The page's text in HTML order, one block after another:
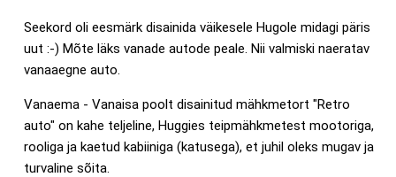
Seekord oli eesmärk disainida väikesele Hugole midagi päris
uut :-) Mõte läks vanade autode peale. Nii valmiski naeratav
vanaaegne auto.
Vanaema - Vanaisa poolt disainitud mähkmetort "Retro
auto" on kahe teljeline, Huggies teipmähkmetest mootoriga,
rooliga ja kaetud kabiiniga (katusega), et juhil oleks mugav ja
turvaline sõita.